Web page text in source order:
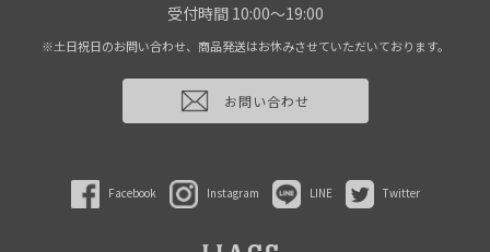
受付時間 10:00～19:00
※土日祝日のお問い合わせ、商品発送はお休みさせていただいております。
お問い合わせ
Facebook Instagram LINE Twitter